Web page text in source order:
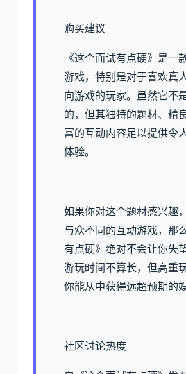
购买建议
《这个面试有点硬》是一
游戏，特别是对于喜欢真
向游戏的玩家。虽然它不
的，但其独特的题材、精
富的互动内容足以提供令
体验。
如果你对这个题材感兴趣
与众不同的互动游戏，那
有点硬》绝对不会让你失
游玩时间不算长，但高重
你能从中获得远超预期的
社区讨论热度